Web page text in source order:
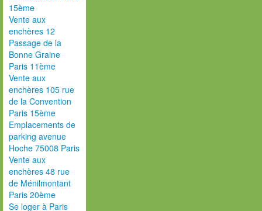
15ème
Vente aux
enchères 12
Passage de la
Bonne Graine
Paris 11ème
Vente aux
enchères 105 rue
de la Convention
Paris 15ème
Emplacements de
parking avenue
Hoche 75008 Paris
Vente aux
enchères 48 rue
de Ménilmontant
Paris 20ème
Se loger à Paris